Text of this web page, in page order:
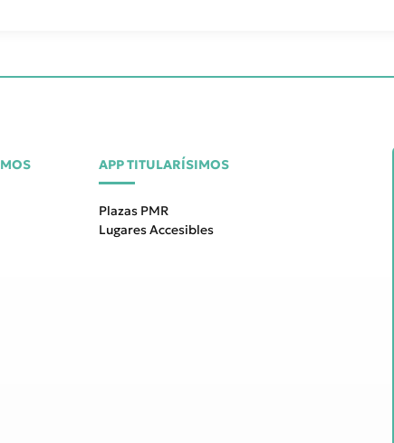
APP TITULARÍSIMOS
Plazas PMR
Lugares Accesibles